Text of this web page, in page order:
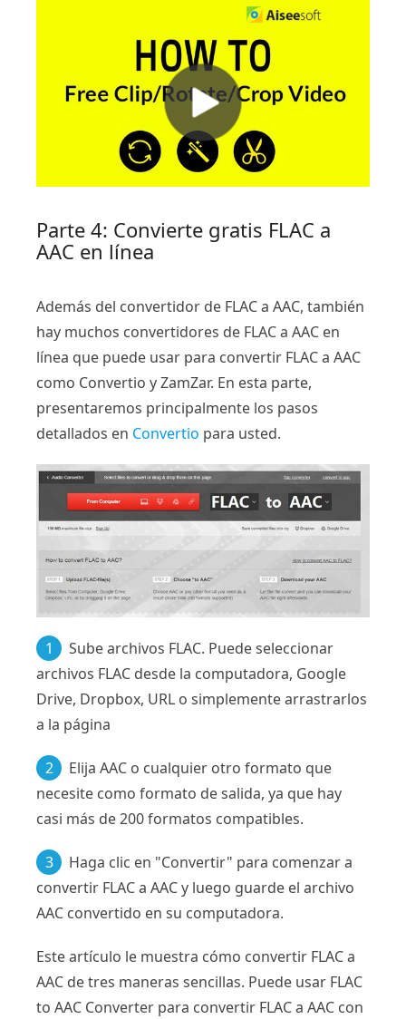
Parte 4: Convierte gratis FLAC a
AAC en línea
Además del convertidor de FLAC a AAC, también
hay muchos convertidores de FLAC a AAC en
línea que puede usar para convertir FLAC a AAC
como Convertio y ZamZar. En esta parte,
presentaremos principalmente los pasos
detallados en Convertio para usted.
1
Sube archivos FLAC. Puede seleccionar
archivos FLAC desde la computadora, Google
Drive, Dropbox, URL o simplemente arrastrarlos
a la página
2
Elija AAC o cualquier otro formato que
necesite como formato de salida, ya que hay
casi más de 200 formatos compatibles.
3
Haga clic en "Convertir" para comenzar a
convertir FLAC a AAC y luego guarde el archivo
AAC convertido en su computadora.
Este artículo le muestra cómo convertir FLAC a
AAC de tres maneras sencillas. Puede usar FLAC
to AAC Converter para convertir FLAC a AAC con